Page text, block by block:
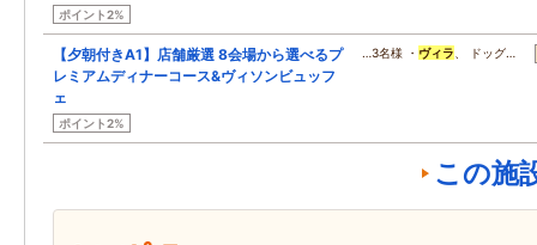
ポイント2%
【夕朝付きA1】店舗厳選 8会場から選べるプ
レミアムディナーコース&ヴィソンビュッフ
ェ
ポイント2%
…3名様 ・ ヴィラ 、 ドッグ…
この施